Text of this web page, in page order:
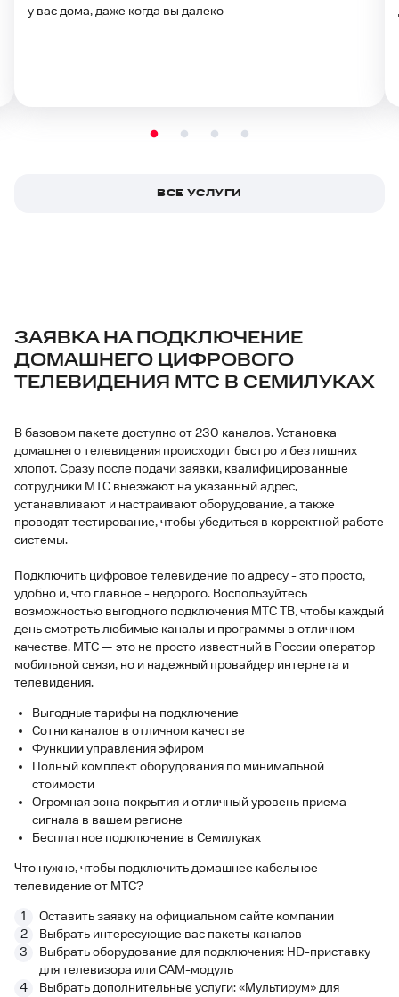
у вас дома, даже когда вы далеко
ВСЕ УСЛУГИ
ЗАЯВКА НА ПОДКЛЮЧЕНИЕ
ДОМАШНЕГО ЦИФРОВОГО
ТЕЛЕВИДЕНИЯ МТС В СЕМИЛУКАХ
В базовом пакете доступно от 230 каналов. Установка
домашнего телевидения происходит быстро и без лишних
хлопот. Сразу после подачи заявки, квалифицированные
сотрудники МТС выезжают на указанный адрес,
устанавливают и настраивают оборудование, а также
проводят тестирование, чтобы убедиться в корректной работе
системы.
Подключить цифровое телевидение по адресу - это просто,
удобно и, что главное - недорого. Воспользуйтесь
возможностью выгодного подключения МТС ТВ, чтобы каждый
день смотреть любимые каналы и программы в отличном
качестве. МТС — это не просто известный в России оператор
мобильной связи, но и надежный провайдер интернета и
телевидения.
Выгодные тарифы на подключение
Сотни каналов в отличном качестве
Функции управления эфиром
Полный комплект оборудования по минимальной
стоимости
Огромная зона покрытия и отличный уровень приема
сигнала в вашем регионе
Бесплатное подключение в Семилуках
Что нужно, чтобы подключить домашнее кабельное
телевидение от МТС?
Оставить заявку на официальном сайте компании
Выбрать интересующие вас пакеты каналов
Выбрать оборудование для подключения: HD-приставку
для телевизора или СAM-модуль
Выбрать дополнительные услуги: «Мультирум» для